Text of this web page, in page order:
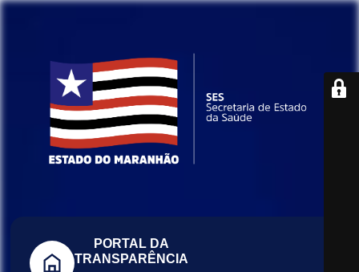
PORTAL DA
TRANSPARÊNCIA